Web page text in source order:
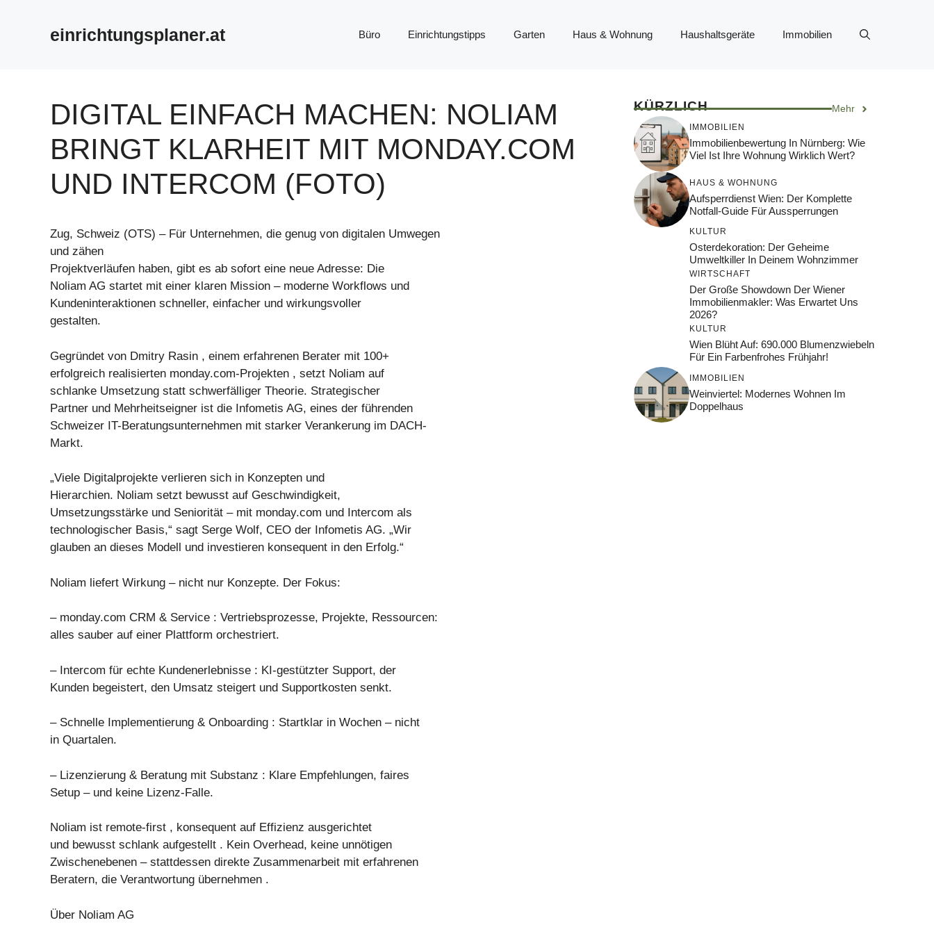
einrichtungsplaner.at Büro Einrichtungstipps Garten Haus & Wohnung Haushaltsgeräte Immobilien
DIGITAL EINFACH MACHEN: NOLIAM
BRINGT KLARHEIT MIT MONDAY.COM
UND INTERCOM (FOTO)
Zug, Schweiz (OTS) – Für Unternehmen, die genug von digitalen Umwegen
und zähen
Projektverläufen haben, gibt es ab sofort eine neue Adresse: Die
Noliam AG startet mit einer klaren Mission – moderne Workflows und
Kundeninteraktionen schneller, einfacher und wirkungsvoller
gestalten.
Gegründet von Dmitry Rasin , einem erfahrenen Berater mit 100+
erfolgreich realisierten monday.com-Projekten , setzt Noliam auf
schlanke Umsetzung statt schwerfälliger Theorie. Strategischer
Partner und Mehrheitseigner ist die Infometis AG, eines der führenden
Schweizer IT-Beratungsunternehmen mit starker Verankerung im DACH-
Markt.
„Viele Digitalprojekte verlieren sich in Konzepten und
Hierarchien. Noliam setzt bewusst auf Geschwindigkeit,
Umsetzungsstärke und Seniorität – mit monday.com und Intercom als
technologischer Basis,“ sagt Serge Wolf, CEO der Infometis AG. „Wir
glauben an dieses Modell und investieren konsequent in den Erfolg.“
Noliam liefert Wirkung – nicht nur Konzepte. Der Fokus:
– monday.com CRM & Service : Vertriebsprozesse, Projekte, Ressourcen:
alles sauber auf einer Plattform orchestriert.
– Intercom für echte Kundenerlebnisse : KI-gestützter Support, der
Kunden begeistert, den Umsatz steigert und Supportkosten senkt.
– Schnelle Implementierung & Onboarding : Startklar in Wochen – nicht
in Quartalen.
– Lizenzierung & Beratung mit Substanz : Klare Empfehlungen, faires
Setup – und keine Lizenz-Falle.
Noliam ist remote-first , konsequent auf Effizienz ausgerichtet
und bewusst schlank aufgestellt . Kein Overhead, keine unnötigen
Zwischenebenen – stattdessen direkte Zusammenarbeit mit erfahrenen
Beratern, die Verantwortung übernehmen .
Über Noliam AG
KÜRZLICH Mehr
IMMOBILIEN
Immobilienbewertung In Nürnberg: Wie
Viel Ist Ihre Wohnung Wirklich Wert?
HAUS & WOHNUNG
Aufsperrdienst Wien: Der Komplette
Notfall-Guide Für Aussperrungen
KULTUR
Osterdekoration: Der Geheime
Umweltkiller In Deinem Wohnzimmer
WIRTSCHAFT
Der Große Showdown Der Wiener
Immobilienmakler: Was Erwartet Uns
2026?
KULTUR
Wien Blüht Auf: 690.000 Blumenzwiebeln
Für Ein Farbenfrohes Frühjahr!
IMMOBILIEN
Weinviertel: Modernes Wohnen Im
Doppelhaus